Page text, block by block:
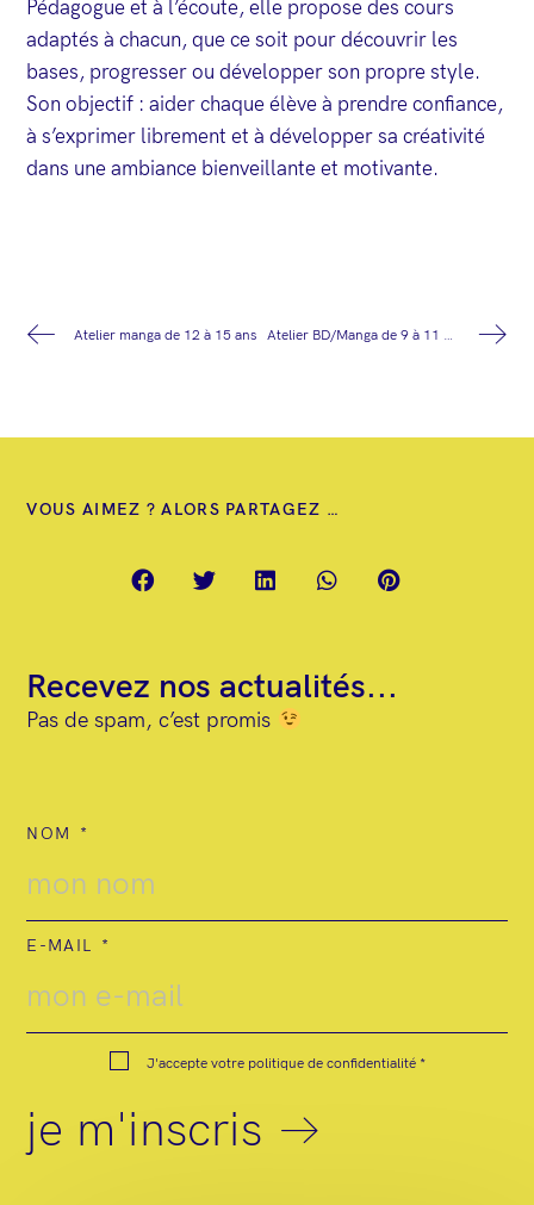
Pédagogue et à l’écoute, elle propose des cours
adaptés à chacun, que ce soit pour découvrir les
bases, progresser ou développer son propre style.
Son objectif : aider chaque élève à prendre confiance,
à s’exprimer librement et à développer sa créativité
dans une ambiance bienveillante et motivante.
Atelier manga de 12 à 15 ans Atelier BD/Manga de 9 à 11 ans
VOUS AIMEZ ? ALORS PARTAGEZ …
Recevez nos actualités...
Pas de spam, c’est promis
NOM
E-MAIL
J'accepte votre politique de confidentialité*
je m'inscris